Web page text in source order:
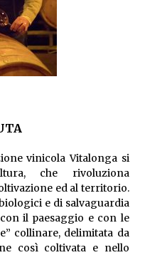
vinicola Vitalonga si
che rivoluziona
ed al territorio.
e di salvaguardia
il paesaggio e con le
collinare, delimitata da
così coltivata e nello